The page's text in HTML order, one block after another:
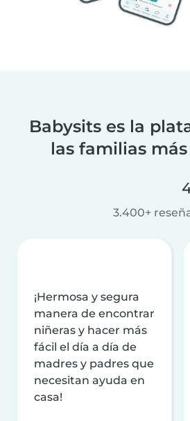
Babysits es la
las familias
3.400+
¡Hermosa y segura
manera de encontrar
niñeras y hacer más
fácil el día a día de
madres y padres que
necesitan ayuda en
casa!